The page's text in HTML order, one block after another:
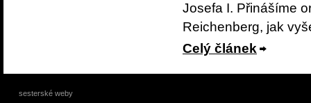
Josefa I. Přinášíme
Reichenberg, jak
Celý článek
sesterské weby